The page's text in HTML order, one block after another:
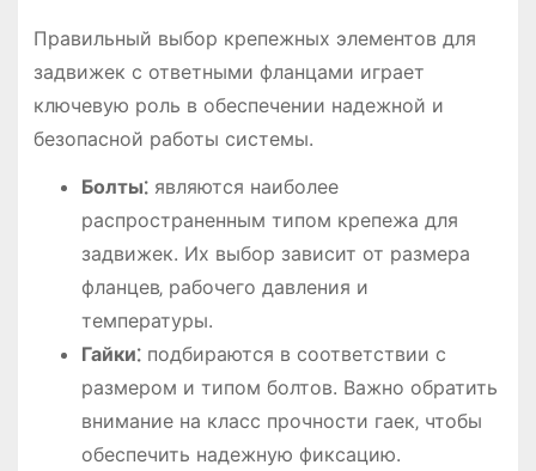
Правильный выбор крепежных элементов для
задвижек с ответными фланцами играет
ключевую роль в обеспечении надежной и
безопасной работы системы.
Болты⁚являются наиболее
распространенным типом крепежа для
задвижек. Их выбор зависит от размера
фланцев‚ рабочего давления и
температуры.
Гайки⁚подбираются в соответствии с
размером и типом болтов. Важно обратить
внимание на класс прочности гаек‚ чтобы
обеспечить надежную фиксацию.